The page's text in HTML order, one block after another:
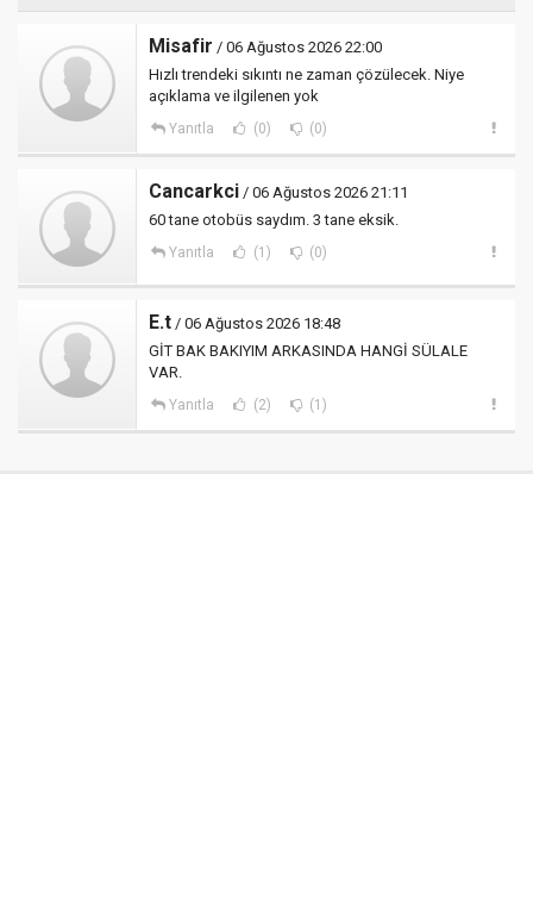
Misafir / 06 Ağustos 2026 22:00
Hızlı trendeki sıkıntı ne zaman çözülecek. Niye
açıklama ve ilgilenen yok
Yanıtla (0) (0)
Cancarkci / 06 Ağustos 2026 21:11
60 tane otobüs saydım. 3 tane eksik.
Yanıtla (1) (0)
E.t / 06 Ağustos 2026 18:48
GİT BAK BAKIYIM ARKASINDA HANGİ SÜLALE
VAR.
Yanıtla (2) (1)